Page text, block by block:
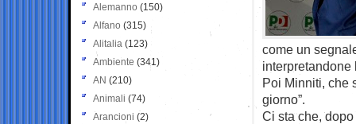
come un
interpretandone
Poi Minniti, che
giorno”.
Ci sta che,
Alemanno (150)
Alfano (315)
Alitalia (123)
Ambiente (341)
AN (210)
Animali (74)
Arancioni (2)